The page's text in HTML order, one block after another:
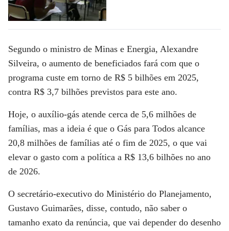
Segundo o ministro de Minas e Energia, Alexandre
Silveira, o aumento de beneficiados fará com que o
programa custe em torno de R$ 5 bilhões em 2025,
contra R$ 3,7 bilhões previstos para este ano.
Hoje, o auxílio-gás atende cerca de 5,6 milhões de
famílias, mas a ideia é que o Gás para Todos alcance
20,8 milhões de famílias até o fim de 2025, o que vai
elevar o gasto com a política a R$ 13,6 bilhões no ano
de 2026.
O secretário-executivo do Ministério do Planejamento,
Gustavo Guimarães, disse, contudo, não saber o
tamanho exato da renúncia, que vai depender do desenho